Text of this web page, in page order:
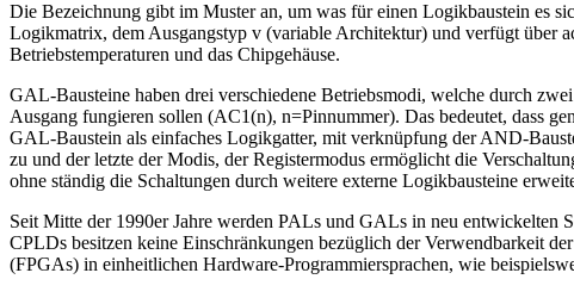
Die Bezeichnung gibt im Muster an, um was für einen Logikbaustein es
Logikmatrix, dem Ausgangstyp v (variable Architektur) und verfügt über
Betriebstemperaturen und das Chipgehäuse.
GAL-Bausteine haben drei verschiedene Betriebsmodi, welche durch
Ausgang fungieren sollen (AC1(n), n=Pinnummer). Das bedeutet, dass
GAL-Baustein als einfaches Logikgatter, mit verknüpfung der AND-
zu und der letzte der Modis, der Registermodus ermöglicht die
ohne ständig die Schaltungen durch weitere externe Logikbausteine
Seit Mitte der 1990er Jahre werden PALs und GALs in neu entwickelten
CPLDs besitzen keine Einschränkungen bezüglich der Verwendbarkeit
(FPGAs) in einheitlichen Hardware-Programmiersprachen, wie